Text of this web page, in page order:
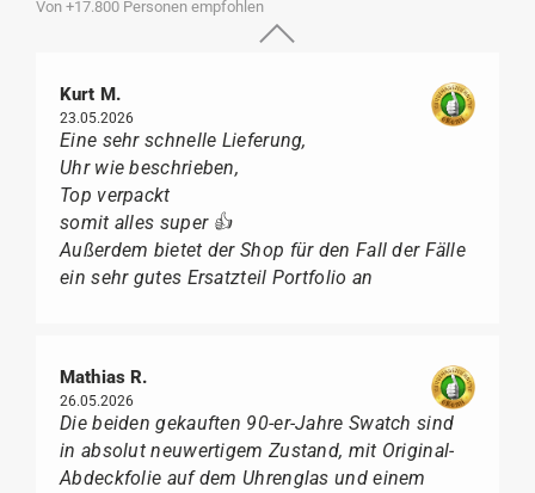
Von +17.800 Personen empfohlen
Kurt M.
23.05.2026
Eine sehr schnelle Lieferung,
Uhr wie beschrieben,
Top verpackt
somit alles super 👍
Außerdem bietet der Shop für den Fall der Fälle
ein sehr gutes Ersatzteil Portfolio an
Mathias R.
26.05.2026
Die beiden gekauften 90-er-Jahre Swatch sind
in absolut neuwertigem Zustand, mit Original-
Abdeckfolie auf dem Uhrenglas und einem